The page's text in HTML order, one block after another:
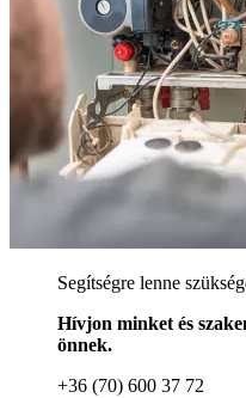
Segítségre lenne
Hívjon minket és
önnek.
+36 (70) 600 37 72